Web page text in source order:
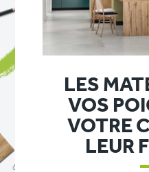
LES
VOS
VOTRE
LEUR